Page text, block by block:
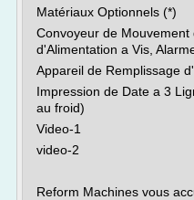
Matériaux Optionnels (*)
Convoyeur de
d'Alimentation a Vis,
Appareil de Remplissage
Impression de Date a 3
au froid)
Video-1
video-2
Reform Machines vous